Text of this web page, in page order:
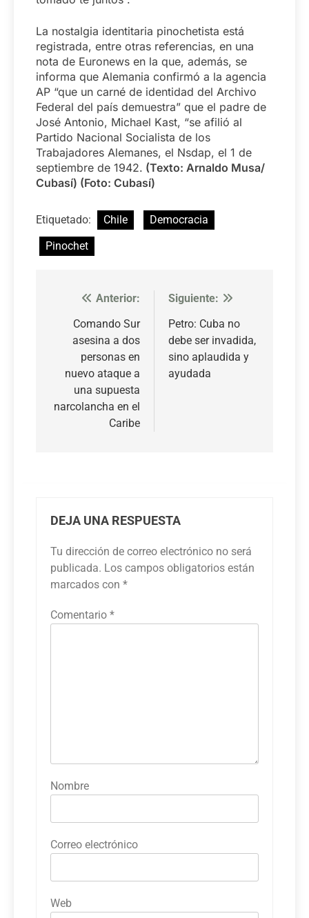
La nostalgia identitaria pinochetista está
registrada, entre otras referencias, en una
nota de Euronews en la que, además, se
informa que Alemania confirmó a la agencia
AP “que un carné de identidad del Archivo
Federal del país demuestra” que el padre de
José Antonio, Michael Kast, “se afilió al
Partido Nacional Socialista de los
Trabajadores Alemanes, el Nsdap, el 1 de
septiembre de 1942. (Texto: Arnaldo Musa/
Cubasí) (Foto: Cubasí)
Etiquetado: Chile
Democracia
Pinochet
Navegación
entradas
Anterior:
Comando Sur
asesina a dos
personas en
nuevo ataque a
una supuesta
narcolancha en el
Caribe
Siguiente:
Petro: Cuba no
debe ser invadida,
sino aplaudida y
ayudada
DEJA UNA RESPUESTA
Tu dirección de correo electrónico no será
publicada. Los campos obligatorios están
marcados con *
Comentario *
Nombre
Correo electrónico
Web